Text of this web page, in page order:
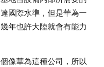
國際水準，但是華為一
年也許大陸就會有能力
像華為這種公司，所以